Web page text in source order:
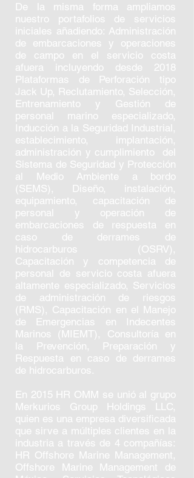
De la misma forma ampliamos
nuestro portafolios de servicios
iniciales añadiendo: Administración
de embarcaciones y operaciones
de campo en el servicio costa
afuera incluyendo desde 2018
Plataformas de Perforación tipo
Jack Up, Reclutamiento, Selección,
Entrenamiento y Gestión de
personal marino especializado,
Inducción a la Seguridad Industrial,
establecimiento, implantación,
administración y cumplimiento del
Sistema de Seguridad y Protección
al Medio Ambiente a bordo
(SEMS), Diseño, instalación,
equipamiento, capacitación de
personal y operación de
embarcaciones de respuesta en
caso de derrames de
hidrocarburos (OSRV),
Capacitación y competencia de
personal de servicio costa afuera
altamente especializado, Servicios
de administración de riesgos
(RMS), Capacitación en el Manejo
de Emergencias en Indecentes
Marinos (MIEMT), Consultoría en
la Prevención, Preparación y
Respuesta en caso de derrames
de hidrocarburos.
En 2015 HR OMM se unió al grupo
Merkurios Group Holdings LLC,
quien es una empresa diversificada
que sirve a múltiples clientes en la
industria a través de 4 compañías:
HR Offshore Marine Management,
Offshore Marine Management de